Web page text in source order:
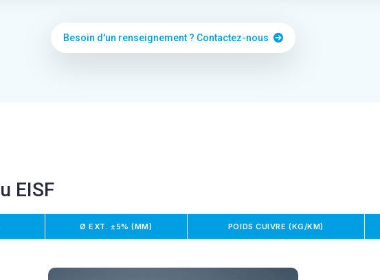
Besoin d'un renseignement ? Contactez-nous
EISF
Ø EXT. ±5% (MM) POIDS CUIVRE (KG/KM)